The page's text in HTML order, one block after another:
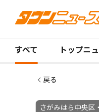
すべて トップニ
戻る
さがみはら中央区